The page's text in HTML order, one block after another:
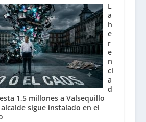
L
a
h
e
r
e
n
ci
a
d
1,5 millones a Valsequillo
sigue instalado en el